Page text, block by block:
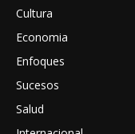
Cultura
Economia
Enfoques
Sucesos
Salud